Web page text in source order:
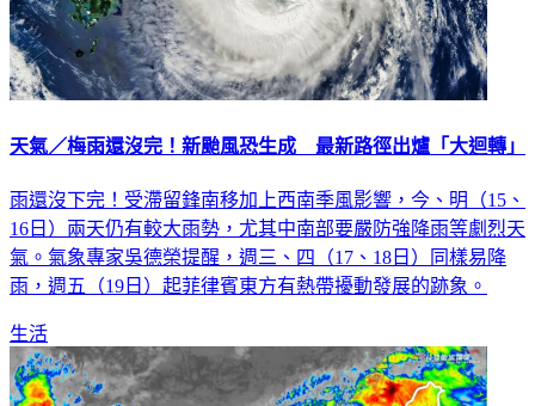
天氣／梅雨還沒完！新颱風恐生成 最新路徑出爐「大迴轉」
雨還沒下完！受滯留鋒南移加上西南季風影響，今、明（15、
16日）兩天仍有較大雨勢，尤其中南部要嚴防強降雨等劇烈天
氣。氣象專家吳德榮提醒，週三、四（17、18日）同樣易降
雨，週五（19日）起菲律賓東方有熱帶擾動發展的跡象。
生活